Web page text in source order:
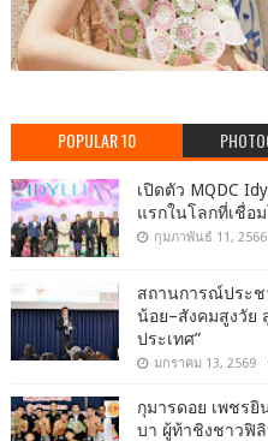
POPULAR 10
เปิดตัว MQDC
แรกในโลกที่เชื่อ
กุมภาพันธ์ 11, 2566
สถานการณ์ประช
น้อย–สังคมสูงวัย
ประเทศ”
มกราคม 13, 2569
กุมารดอย เพชรยิ
บา ผู้ท้าชิงชาวฟิ